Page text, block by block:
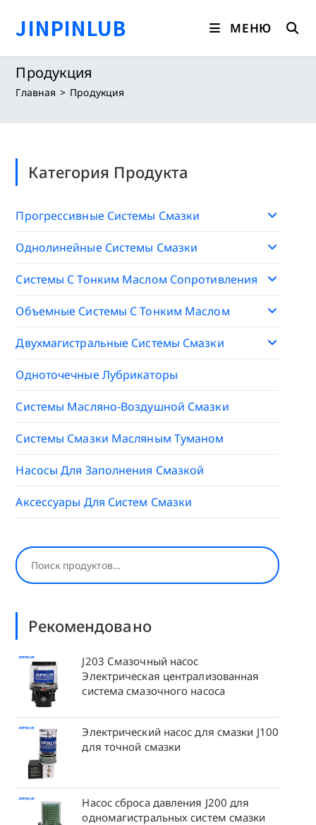
содержимому
JINPINLUB МЕНЮ
Продукция
Главная > Продукция
Категория Продукта
Прогрессивные Системы Смазки
Однолинейные Системы Смазки
Системы С Тонким Маслом Сопротивления
Объемные Системы С Тонким Маслом
Двухмагистральные Системы Смазки
Одноточечные Лубрикаторы
Системы Масляно-Воздушной Смазки
Системы Смазки Масляным Туманом
Насосы Для Заполнения Смазкой
Аксессуары Для Систем Смазки
Поиск
Рекомендовано
J203 Смазочный насос
Электрическая централизованная
система смазочного насоса
Электрический насос для смазки J100
для точной смазки
Насос сброса давления J200 для
одномагистральных систем смазки